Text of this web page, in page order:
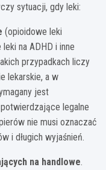
sytuacji, gdy leki:
(opioidowe leki
na ADHD i inne
przypadkach liczy
lekarskie, a w
jest
potwierdzające legalne
nie musi oznaczać
i długich wyjaśnień.
na handlowe.